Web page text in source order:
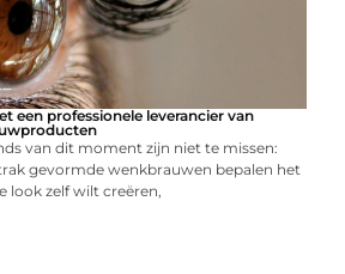
een professionele leverancier van
van dit moment zijn niet te missen:
gevormde wenkbrauwen bepalen het
look zelf wilt creëren,